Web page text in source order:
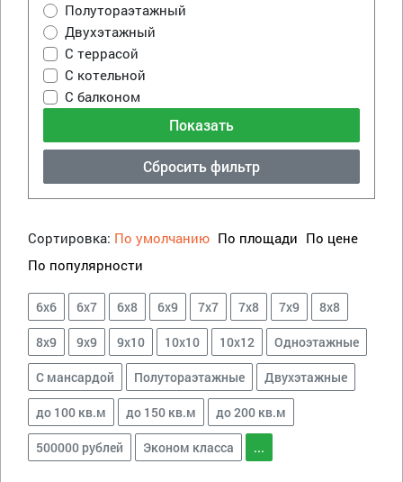
Полутораэтажный
Двухэтажный
С террасой
С котельной
С балконом
Сбросить фильтр
Сортировка: По умолчанию По площади По цене
По популярности
6х6 6х7 6х8 6х9 7х7 7х8 7х9 8х8
8х9 9х9 9х10 10х10 10х12 Одноэтажные
С мансардой Полутораэтажные Двухэтажные
до 100 кв.м до 150 кв.м до 200 кв.м
500000 рублей Эконом класса ...